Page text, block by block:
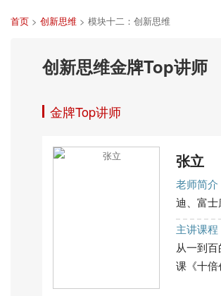
首页> 创新思维 > 模块十二：创新思维
创新思维金牌Top讲师
金牌Top讲师
张立
老师简介
迪、富
主讲课程
从一到
课《十